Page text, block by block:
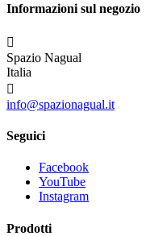
Informazioni sul negozio

Spazio Nagual
Italia

info@spazionagual.it
Seguici
Facebook
YouTube
Instagram
Prodotti